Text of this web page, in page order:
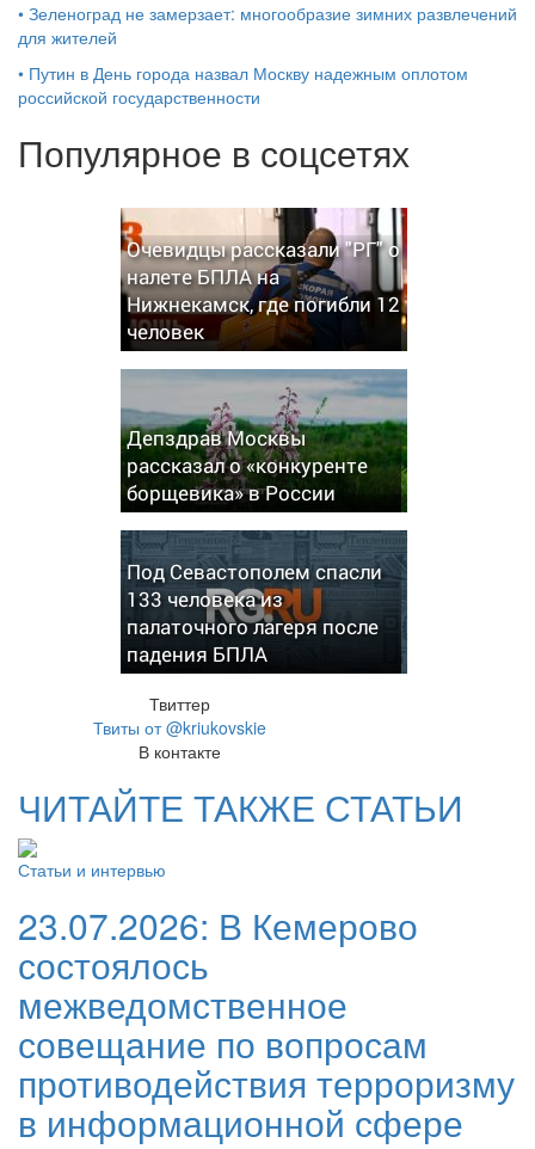
• Зеленоград не замерзает: многообразие зимних развлечений
для жителей
• Путин в День города назвал Москву надежным оплотом
российской государственности
Популярное в соцсетях
Очевидцы рассказали "РГ" о
налете БПЛА на
Нижнекамск, где погибли 12
человек
Депздрав Москвы
рассказал о «конкуренте
борщевика» в России
Под Севастополем спасли
133 человека из
палаточного лагеря после
падения БПЛА
Твиттер
Твиты от @kriukovskie
В контакте
ЧИТАЙТЕ ТАКЖЕ СТАТЬИ
Статьи и интервью
23.07.2026: В Кемерово
состоялось
межведомственное
совещание по вопросам
противодействия терроризму
в информационной сфере